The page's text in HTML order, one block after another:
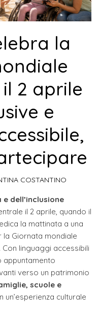
la
il 2 aprile
e
COSTANTINO
dell’inclusione
il 2 aprile, quando il
la mattinata a una
la Giornata mondiale
Con linguaggi accessibili
appuntamento
verso un patrimonio
scuole e
un’esperienza culturale